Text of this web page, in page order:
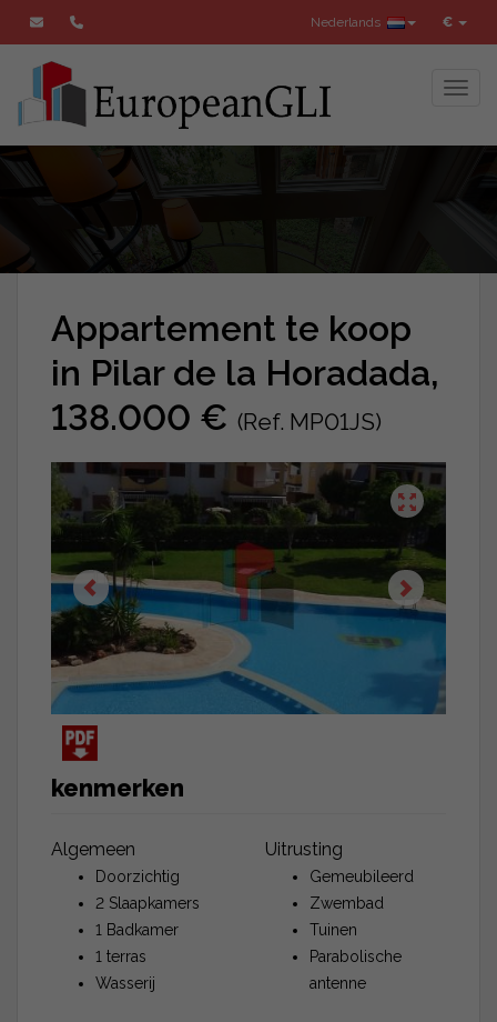
€
Nederlands
Appartement te koop
in Pilar de la Horadada,
138.000 € (Ref. MP01JS)
kenmerken
Algemeen
Doorzichtig
2 Slaapkamers
1 Badkamer
1 terras
Wasserij
Uitrusting
Gemeubileerd
Zwembad
Tuinen
Parabolische
antenne